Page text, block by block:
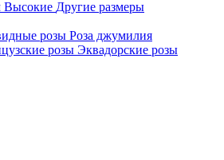
Высокие Другие размеры
розы Роза джумилия
розы Эквадорские розы